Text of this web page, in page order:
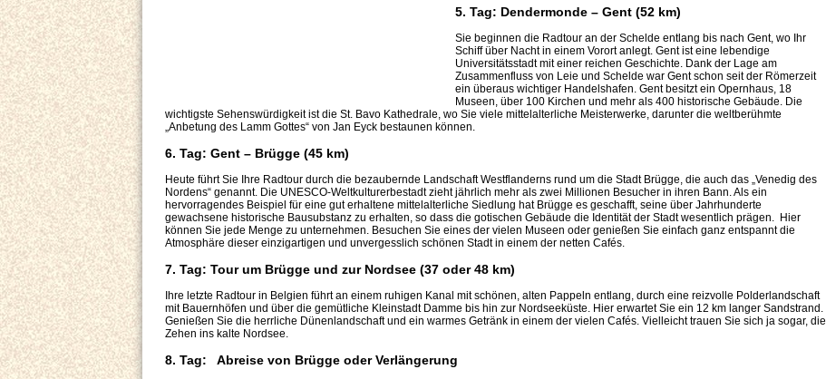
5. Tag: Dendermonde – Gent (52 km)
Sie beginnen die Radtour an der Schelde entlang bis nach Gent, wo Ihr
Schiff über Nacht in einem Vorort anlegt. Gent ist eine lebendige
Universitätsstadt mit einer reichen Geschichte. Dank der Lage am
Zusammenfluss von Leie und Schelde war Gent schon seit der Römerzeit
ein überaus wichtiger Handelshafen. Gent besitzt ein Opernhaus, 18
Museen, über 100 Kirchen und mehr als 400 historische Gebäude. Die
wichtigste Sehenswürdigkeit ist die St. Bavo Kathedrale, wo Sie viele mittelalterliche Meisterwerke, darunter die weltberühmte
„Anbetung des Lamm Gottes“ von Jan Eyck bestaunen können.
6. Tag: Gent – Brügge (45 km)
Heute führt Sie Ihre Radtour durch die bezaubernde Landschaft Westflanderns rund um die Stadt Brügge, die auch das „Venedig des
Nordens“ genannt. Die UNESCO-Weltkulturerbestadt zieht jährlich mehr als zwei Millionen Besucher in ihren Bann. Als ein
hervorragendes Beispiel für eine gut erhaltene mittelalterliche Siedlung hat Brügge es geschafft, seine über Jahrhunderte
gewachsene historische Bausubstanz zu erhalten, so dass die gotischen Gebäude die Identität der Stadt wesentlich prägen. Hier
können Sie jede Menge zu unternehmen. Besuchen Sie eines der vielen Museen oder genießen Sie einfach ganz entspannt die
Atmosphäre dieser einzigartigen und unvergesslich schönen Stadt in einem der netten Cafés.
7. Tag: Tour um Brügge und zur Nordsee (37 oder 48 km)
Ihre letzte Radtour in Belgien führt an einem ruhigen Kanal mit schönen, alten Pappeln entlang, durch eine reizvolle Polderlandschaft
mit Bauernhöfen und über die gemütliche Kleinstadt Damme bis hin zur Nordseeküste. Hier erwartet Sie ein 12 km langer Sandstrand.
Genießen Sie die herrliche Dünenlandschaft und ein warmes Getränk in einem der vielen Cafés. Vielleicht trauen Sie sich ja sogar, die
Zehen ins kalte Nordsee.
8. Tag: Abreise von Brügge oder Verlängerung